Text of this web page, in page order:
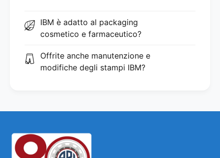
IBM è adatto al packaging
cosmetico e farmaceutico?
Offrite anche manutenzione e
modifiche degli stampi IBM?